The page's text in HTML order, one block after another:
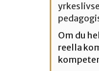
Om du
reella